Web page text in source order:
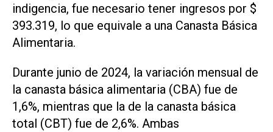
indigencia, fue necesario tener ingresos por $
393.319, lo que equivale a una Canasta Básica
Alimentaria.
Durante junio de 2024, la variación mensual de
la canasta básica alimentaria (CBA) fue de
1,6%, mientras que la de la canasta básica
total (CBT) fue de 2,6%. Ambas